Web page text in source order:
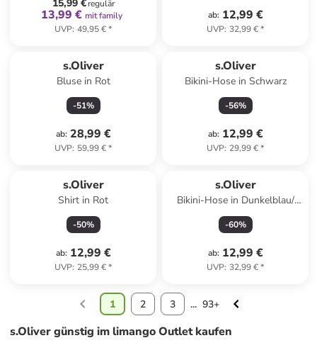
15,99 €regulär
13,99 € mit family
UVP: 49,95 €*
ab: 12,99 €
UVP: 32,99 €*
s.Oliver
Bluse in Rot
-51%
ab: 28,99 €
UVP: 59,99 €*
s.Oliver
Bikini-Hose in Schwarz
-56%
ab: 12,99 €
UVP: 29,99 €*
s.Oliver
Shirt in Rot
-50%
ab: 12,99 €
UVP: 25,99 €*
s.Oliver
Bikini-Hose in Dunkelblau/
Apricot
-60%
ab: 12,99 €
UVP: 32,99 €*
1 2 3 ... 93+
s.Oliver günstig im limango Outlet kaufen